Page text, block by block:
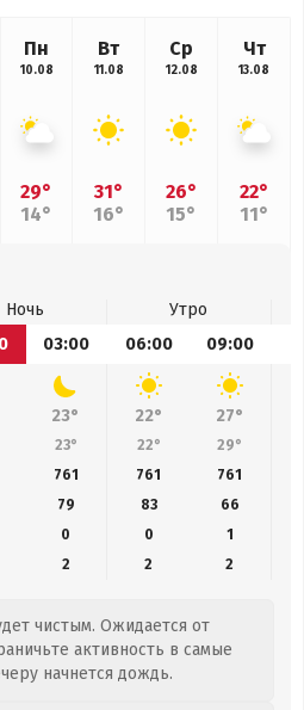
Пн
10.08
29°
14°
Вт
11.08
31°
16°
Ср
12.08
26°
15°
Чт
13.08
22°
11°
Ночь
Утро
03:00 06:00 09:00
23° 22° 27°
23° 22° 29°
761 761 761
79 83 66
0 0
1
2 2 2
чистым. Ожидается от
активность в самые
начнется дождь.